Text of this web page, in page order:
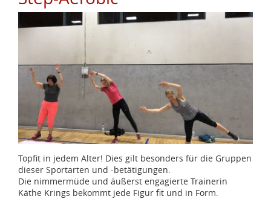
Topfit in jedem Alter! Dies gilt besonders für die Gruppen
dieser Sportarten und -betätigungen.
Die nimmermüde und äußerst engagierte Trainerin
Käthe Krings bekommt jede Figur fit und in Form.